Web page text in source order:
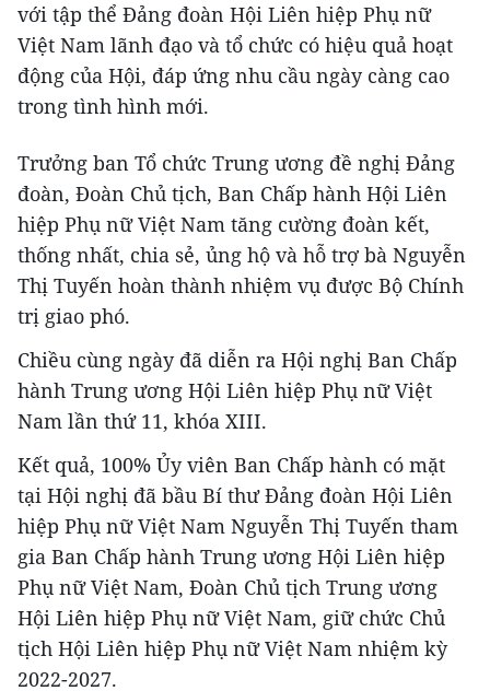
với tập thể Đảng đoàn Hội Liên hiệp Phụ nữ
Việt Nam lãnh đạo và tổ chức có hiệu quả hoạt
động của Hội, đáp ứng nhu cầu ngày càng cao
trong tình hình mới.
Trưởng ban Tổ chức Trung ương đề nghị Đảng
đoàn, Đoàn Chủ tịch, Ban Chấp hành Hội Liên
hiệp Phụ nữ Việt Nam tăng cường đoàn kết,
thống nhất, chia sẻ, ủng hộ và hỗ trợ bà Nguyễn
Thị Tuyến hoàn thành nhiệm vụ được Bộ Chính
trị giao phó.
Chiều cùng ngày đã diễn ra Hội nghị Ban Chấp
hành Trung ương Hội Liên hiệp Phụ nữ Việt
Nam lần thứ 11, khóa XIII.
Kết quả, 100% Ủy viên Ban Chấp hành có mặt
tại Hội nghị đã bầu Bí thư Đảng đoàn Hội Liên
hiệp Phụ nữ Việt Nam Nguyễn Thị Tuyến tham
gia Ban Chấp hành Trung ương Hội Liên hiệp
Phụ nữ Việt Nam, Đoàn Chủ tịch Trung ương
Hội Liên hiệp Phụ nữ Việt Nam, giữ chức Chủ
tịch Hội Liên hiệp Phụ nữ Việt Nam nhiệm kỳ
2022-2027.